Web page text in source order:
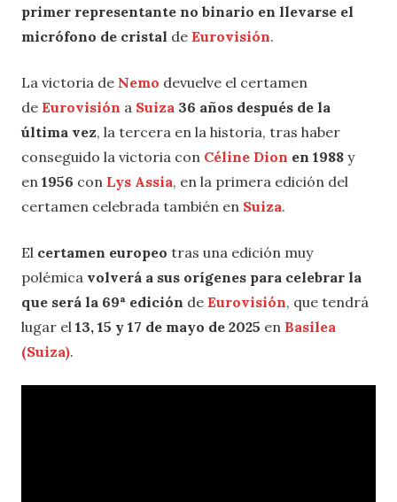
primer representante no binario en llevarse el
micrófono de cristal de Eurovisión.
La victoria de Nemo devuelve el certamen
de Eurovisión a Suiza 36 años después de la
última vez, la tercera en la historia, tras haber
conseguido la victoria con Céline Dion en 1988 y
en 1956 con Lys Assia, en la primera edición del
certamen celebrada también en Suiza.
El certamen europeo tras una edición muy
polémica volverá a sus orígenes para celebrar la
que será la 69ª edición de Eurovisión, que tendrá
lugar el 13, 15 y 17 de mayo de 2025 en Basilea
(Suiza).